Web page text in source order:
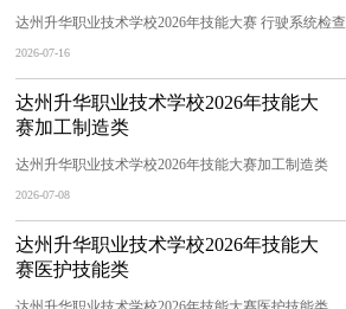
达州升华职业技术学校2026年技能大赛 行驶系统检查
2026-07-16
达州升华职业技术学校2026年技能大
赛加工制造类
达州升华职业技术学校2026年技能大赛加工制造类
2026-07-08
达州升华职业技术学校2026年技能大
赛医护技能类